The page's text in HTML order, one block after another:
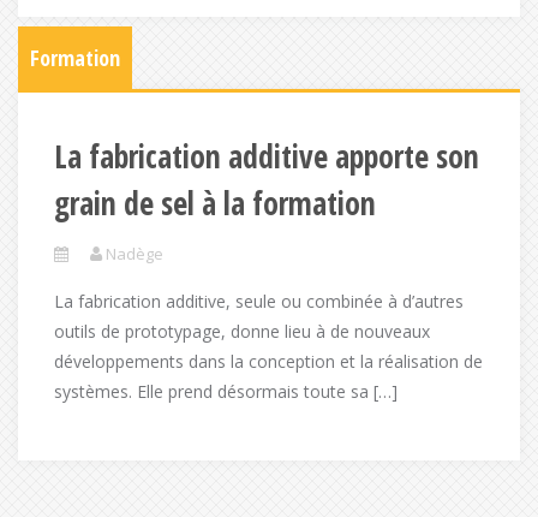
Formation
La fabrication additive apporte son
grain de sel à la formation
Nadège
La fabrication additive, seule ou combinée à d’autres
outils de prototypage, donne lieu à de nouveaux
développements dans la conception et la réalisation de
systèmes. Elle prend désormais toute sa […]